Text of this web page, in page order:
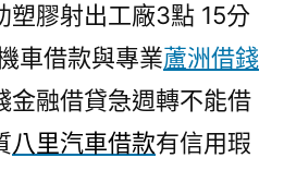
塑膠射出工廠3點 15分
車借款與專業蘆洲借錢
金融借貸急週轉不能借
八里汽車借款有信用瑕